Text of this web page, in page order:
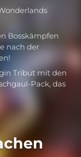
Bosskämpfen
nach der
Tribut mit den
Pack, das